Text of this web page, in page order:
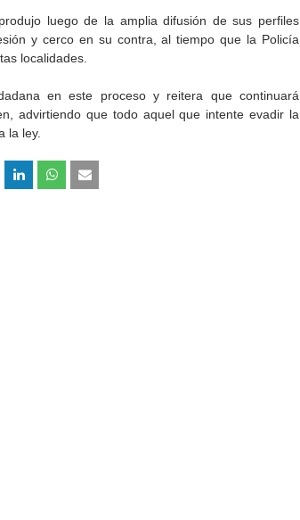
luego de la amplia difusión de sus perfiles
y cerco en su contra, al tiempo que la Policía
localidades.
en este proceso y reitera que continuará
advirtiendo que todo aquel que intente evadir la
la ley.